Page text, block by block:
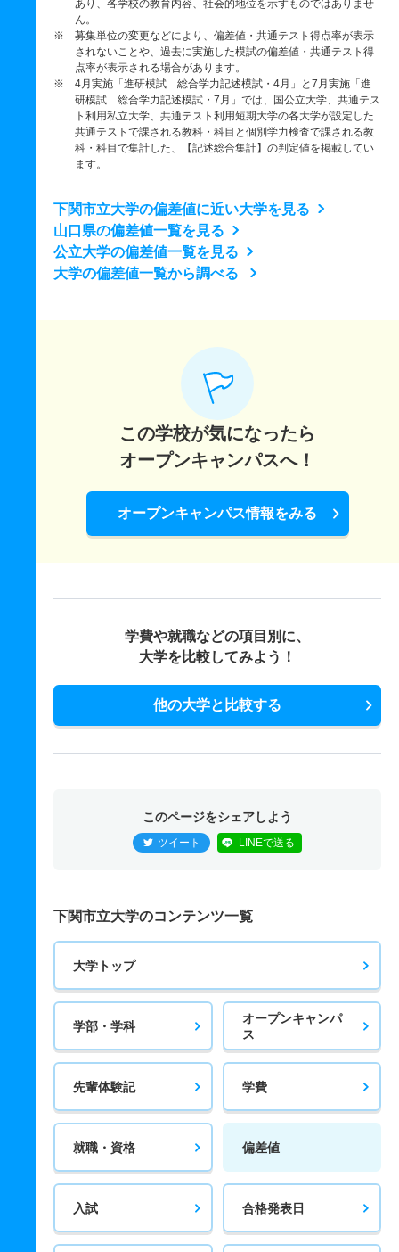
あり、各学校の教育内容、社会的地位を示すものではありませ
ん。
※ 募集単位の変更などにより、偏差値・共通テスト得点率が表示
されないことや、過去に実施した模試の偏差値・共通テスト得
点率が表示される場合があります。
※ 4月実施「進研模試 総合学力記述模試・4月」と7月実施「進
研模試 総合学力記述模試・7月」では、国公立大学、共通テス
ト利用私立大学、共通テスト利用短期大学の各大学が設定した
共通テストで課される教科・科目と個別学力検査で課される教
科・科目で集計した、【記述総合集計】の判定値を掲載してい
ます。
下関市立大学の偏差値に近い大学を見る
山口県の偏差値一覧を見る
公立大学の偏差値一覧を見る
大学の偏差値一覧から調べる
この学校が気になったら
オープンキャンパスへ！
オープンキャンパス情報をみる
学費や就職などの項目別に、
大学を比較してみよう！
他の大学と比較する
このページをシェアしよう
ツイート LINEで送る
下関市立大学のコンテンツ一覧
大学トップ
学部・学科
オープンキャンパ
ス
先輩体験記 学費
就職・資格 偏差値
入試 合格発表日